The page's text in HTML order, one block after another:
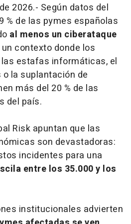
2026.- Según datos del
% de las pymes españolas
al menos un ciberataque
un contexto donde los
estafas informáticas, el
la suplantación de
más del 20 % de las
del país.
Risk apuntan que las
son devastadoras:
incidentes para una
entre los 35.000 y los
institucionales advierten